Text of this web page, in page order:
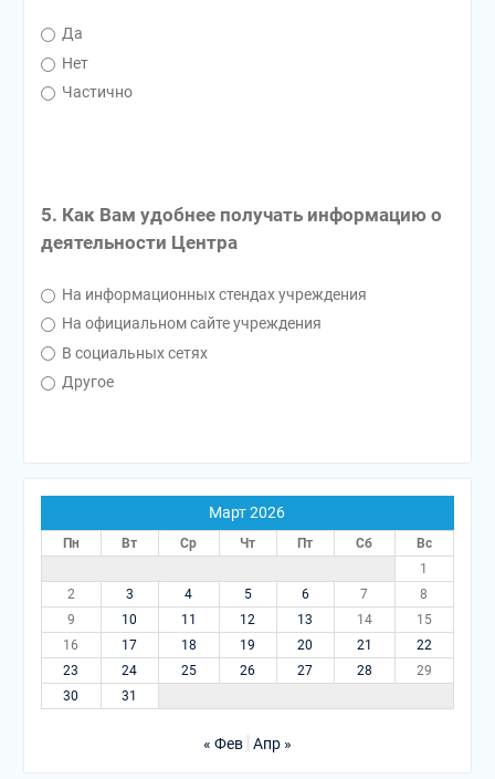
Да
Нет
Частично
5. Как Вам удобнее получать информацию о
деятельности Центра
На информационных стендах учреждения
На официальном сайте учреждения
В социальных сетях
Другое
Март 2026
Пн Вт Ср Чт Пт Сб
Вс
1
2
3 4 5 6 7
8
9
10 11 12 13 14
15
16
17 18 19 20 21
22
23
24 25 26 27 28
29
30
31
« Фев Апр »